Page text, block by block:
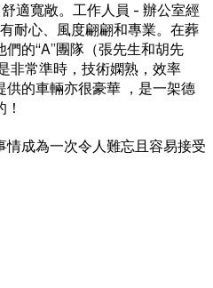
適寬敞。工作人員 - 辦公室經
耐心、風度翩翩和專業。在葬
的“A”團隊（張先生和胡先
非常準時，技術嫻熟，效率
的車輛亦很豪華 ，是一架德
成為一次令人難忘且容易接受